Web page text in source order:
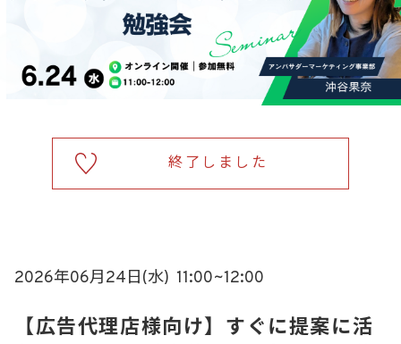
終了しました
2026年06月24日(水) 11:00~12:00
【広告代理店様向け】すぐに提案に活